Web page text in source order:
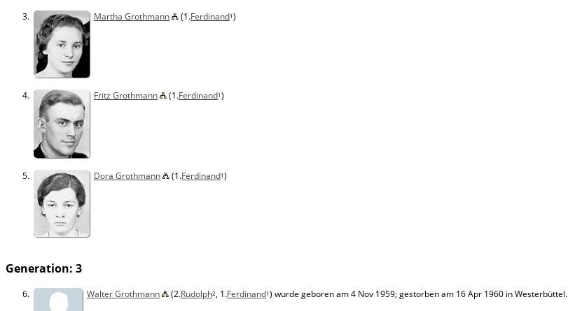
3.
Martha Grothmann (1.Ferdinand1)
4. Fritz Grothmann (1.Ferdinand1)
5. Dora Grothmann (1.Ferdinand1)
Generation: 3
6. Walter Grothmann (2.Rudolph2, 1.Ferdinand1) wurde geboren am 4 Nov 1959; gestorben am 16 Apr 1960 in Westerbüttel.